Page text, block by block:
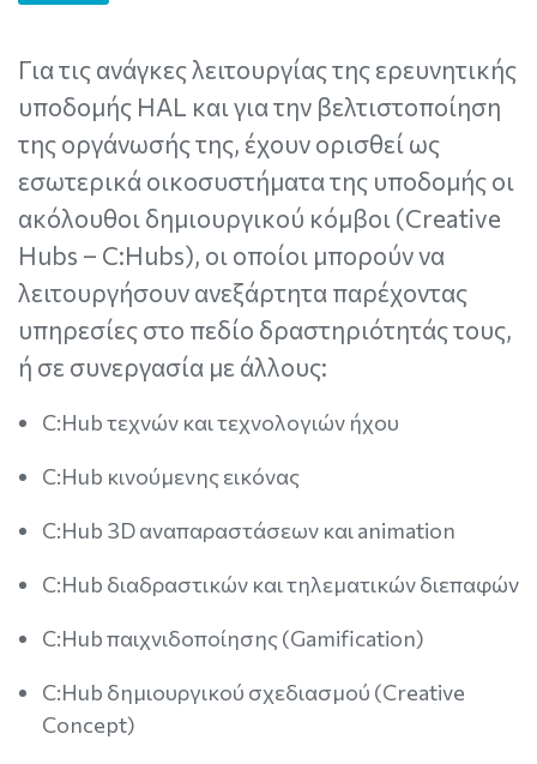
Για τις ανάγκες λειτουργίας της ερευνητικής
υποδομής HAL και για την βελτιστοποίηση
της οργάνωσής της, έχουν ορισθεί ως
εσωτερικά οικοσυστήματα της υποδομής οι
ακόλουθοι δημιουργικού κόμβοι (Creative
Hubs – C:Ηubs), οι οποίοι μπορούν να
λειτουργήσουν ανεξάρτητα παρέχοντας
υπηρεσίες στο πεδίο δραστηριότητάς τους,
ή σε συνεργασία με άλλους:
C:Ηub τεχνών και τεχνολογιών ήχου
C:Ηub κινούμενης εικόνας
C:Ηub 3D αναπαραστάσεων και animation
C:Ηub διαδραστικών και τηλεματικών διεπαφών
C:Ηub παιχνιδοποίησης (Gamification)
C:Hub δημιουργικού σχεδιασμού (Creative
Concept)